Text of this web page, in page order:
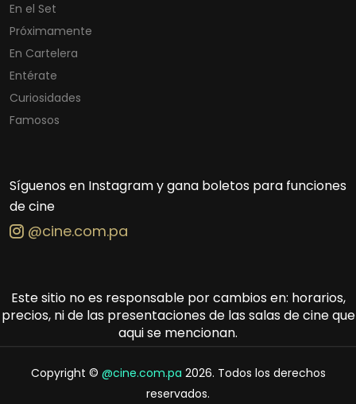
En el Set
Próximamente
En Cartelera
Entérate
Curiosidades
Famosos
Síguenos en Instagram y gana boletos para funciones
de cine
@cine.com.pa
Este sitio no es responsable por cambios en: horarios,
precios, ni de las presentaciones de las salas de cine que
aqui se mencionan.
Copyright © @cine.com.pa 2026. Todos los derechos
reservados.